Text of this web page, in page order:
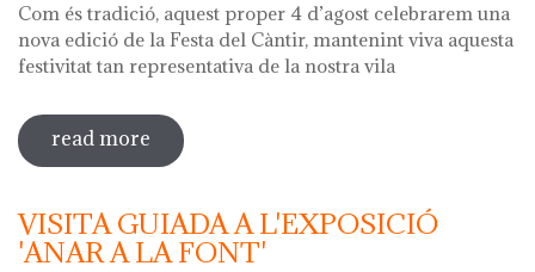
Com és tradició, aquest proper 4 d’agost celebrarem una
nova edició de la Festa del Càntir, mantenint viva aquesta
festivitat tan representativa de la nostra vila
read more sobre 76ª festa del càntir
VISITA GUIADA A L'EXPOSICIÓ
'ANAR A LA FONT'